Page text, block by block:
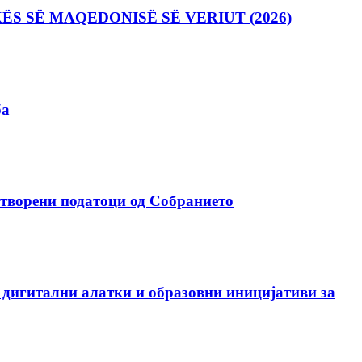
SË MAQEDONISË SË VERIUT (2026)
податоци од Собранието
алатки и образовни иницијативи за